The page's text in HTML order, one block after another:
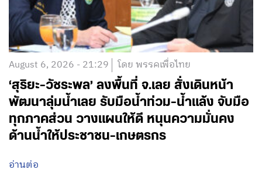
August 6, 2026 - 21:29 โดย พรรคเพื่อไทย
‘สุริยะ-วัชระพล’ ลงพื้นที่ จ.เลย สั่งเดินหน้า
พัฒนาลุ่มน้ำเลย รับมือน้ำท่วม-น้ำแล้ง จับมือ
ทุกภาคส่วน วางแผนให้ดี หนุนความมั่นคง
ด้านน้ำให้ประชาชน-เกษตรกร
อ่านต่อ